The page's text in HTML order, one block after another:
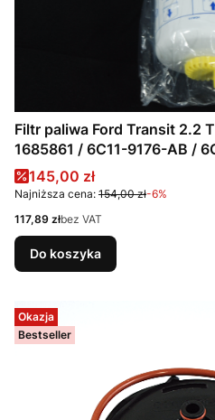
Filtr paliwa Ford Transit 2.2
1685861 / 6C11-9176-AB /
Cena promocyjna
145,00 zł
Najniższa cena: 154,00 zł-6%
Cena
117,89 złbez VAT
Do koszyka
Okazja
Bestseller